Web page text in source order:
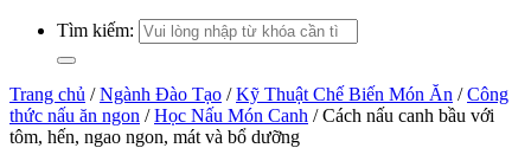
Tìm kiếm:
Trang chủ / Ngành Đào Tạo / Kỹ Thuật Chế Biến Món Ăn / Công
thức nấu ăn ngon / Học Nấu Món Canh / Cách nấu canh bầu với
tôm, hến, ngao ngon, mát và bổ dưỡng